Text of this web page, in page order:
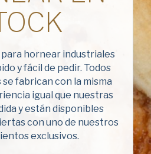
hornear industriales
y fácil de pedir. Todos
fabrican con la misma
igual que nuestras
y están disponibles
con uno de nuestros
exclusivos.